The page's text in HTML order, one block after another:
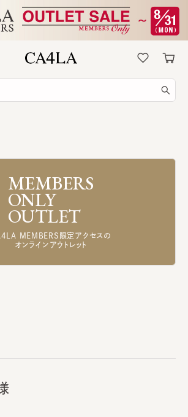
MEMBERS
ONLY
OUTLET
MEMBERS限定アクセスの
オンラインアウトレット